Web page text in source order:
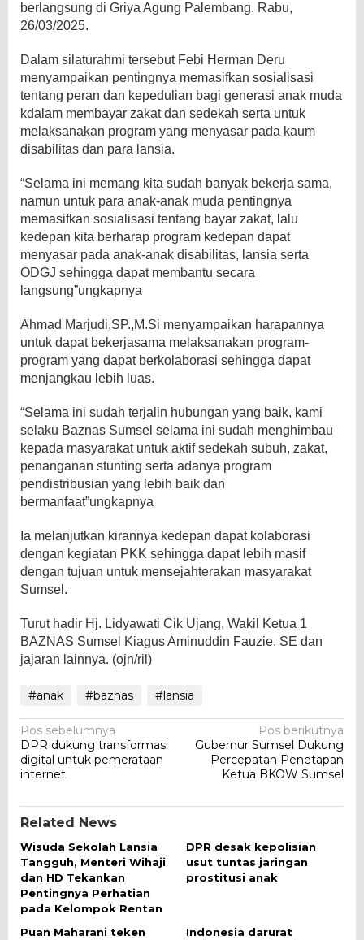
berlangsung di Griya Agung Palembang. Rabu,
26/03/2025.
Dalam silaturahmi tersebut Febi Herman Deru
menyampaikan pentingnya memasifkan sosialisasi
tentang peran dan kepedulian bagi generasi anak muda
kdalam membayar zakat dan sedekah serta untuk
melaksanakan program yang menyasar pada kaum
disabilitas dan para lansia.
“Selama ini memang kita sudah banyak bekerja sama,
namun untuk para anak-anak muda pentingnya
memasifkan sosialisasi tentang bayar zakat, lalu
kedepan kita berharap program kedepan dapat
menyasar pada anak-anak disabilitas, lansia serta
ODGJ sehingga dapat membantu secara
langsung”ungkapnya
Ahmad Marjudi,SP.,M.Si menyampaikan harapannya
untuk dapat bekerjasama melaksanakan program-
program yang dapat berkolaborasi sehingga dapat
menjangkau lebih luas.
“Selama ini sudah terjalin hubungan yang baik, kami
selaku Baznas Sumsel selama ini sudah menghimbau
kepada masyarakat untuk aktif sedekah subuh, zakat,
penanganan stunting serta adanya program
pendistribusian yang lebih baik dan
bermanfaat”ungkapnya
Ia melanjutkan kirannya kedepan dapat kolaborasi
dengan kegiatan PKK sehingga dapat lebih masif
dengan tujuan untuk mensejahterakan masyarakat
Sumsel.
Turut hadir Hj. Lidyawati Cik Ujang, Wakil Ketua 1
BAZNAS Sumsel Kiagus Aminuddin Fauzie. SE dan
jajaran lainnya. (ojn/ril)
#anak #baznas #lansia
Navigasi
pos
Pos sebelumnya
DPR dukung transformasi
digital untuk pemerataan
internet
Pos berikutnya
Gubernur Sumsel Dukung
Percepatan Penetapan
Ketua BKOW Sumsel
Related News
Wisuda Sekolah Lansia
Tangguh, Menteri Wihaji
dan HD Tekankan
Pentingnya Perhatian
pada Kelompok Rentan
DPR desak kepolisian
usut tuntas jaringan
prostitusi anak
Puan Maharani teken
Indonesia darurat